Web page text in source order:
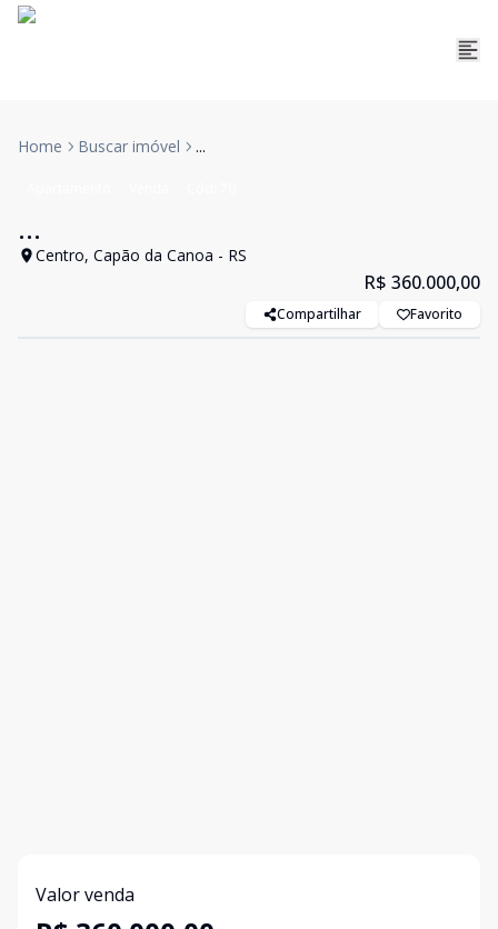
Home Buscar imóvel ...
...
Centro, Capão da Canoa - RS
R$ 360.000,00
Compartilhar Favorito
Valor venda